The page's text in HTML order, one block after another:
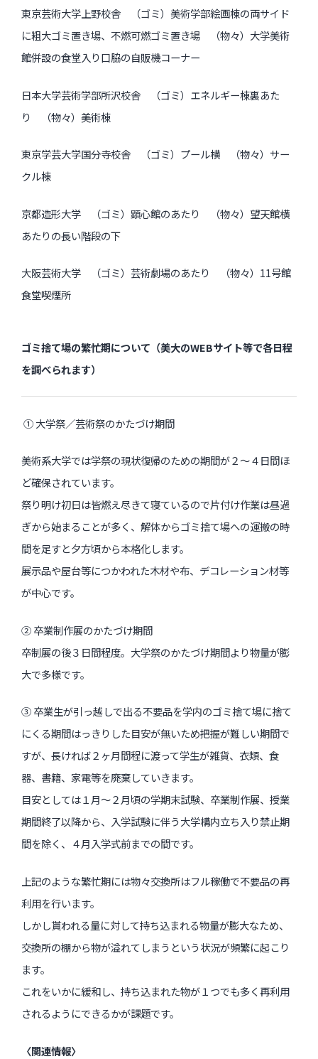
東京芸術大学上野校舎 （ゴミ）美術学部絵画棟の両サイド
に粗大ゴミ置き場、不燃可燃ゴミ置き場 （物々）大学美術
館併設の食堂入り口脇の自販機コーナー
日本大学芸術学部所沢校舎 （ゴミ）エネルギー棟裏あた
り （物々）美術棟
東京学芸大学国分寺校舎 （ゴミ）プール横 （物々）サー
クル棟
京都造形大学 （ゴミ）顕心館のあたり （物々）望天館横
あたりの長い階段の下
大阪芸術大学 （ゴミ）芸術劇場のあたり （物々）11号館
食堂喫煙所
ゴミ捨て場の繁忙期について（美大のWEBサイト等で各日程
を調べられます）
① 大学祭／芸術祭のかたづけ期間
美術系大学では学祭の現状復帰のための期間が２～４日間ほ
ど確保されています。
祭り明け初日は皆燃え尽きて寝ているので片付け作業は昼過
ぎから始まることが多く、解体からゴミ捨て場への運搬の時
間を足すと夕方頃から本格化します。
展示品や屋台等につかわれた木材や布、デコレーション材等
が中心です。
② 卒業制作展のかたづけ期間
卒制展の後３日間程度。大学祭のかたづけ期間より物量が膨
大で多様です。
③ 卒業生が引っ越しで出る不要品を学内のゴミ捨て場に捨て
にくる期間はっきりした目安が無いため把握が難しい期間で
すが、長ければ２ヶ月間程に渡って学生が雑貨、衣類、食
器、書籍、家電等を廃棄していきます。
目安としては１月～２月頃の学期末試験、卒業制作展、授業
期間終了以降から、入学試験に伴う大学構内立ち入り禁止期
間を除く、４月入学式前までの間です。
上記のような繁忙期には物々交換所はフル稼働で不要品の再
利用を行います。
しかし貰われる量に対して持ち込まれる物量が膨大なため、
交換所の棚から物が溢れてしまうという状況が頻繁に起こり
ます。
これをいかに緩和し、持ち込まれた物が１つでも多く再利用
されるようにできるかが課題です。
〈関連情報〉